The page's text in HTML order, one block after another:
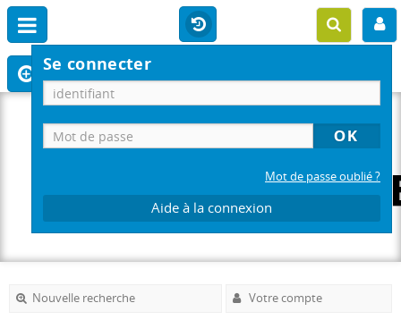
Se connecter
Mot de passe oublié ?
Aide à la connexion
Nouvelle recherche Votre compte